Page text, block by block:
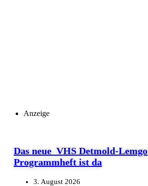
Anzeige
Das neue VHS Detmold-Lemgo
Programmheft ist da
3. August 2026